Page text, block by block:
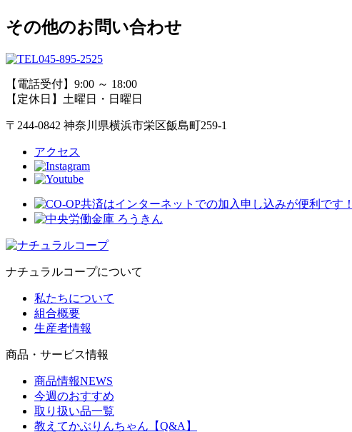
その他のお問い合わせ
045-895-2525
【電話受付】9:00 ～ 18:00
【定休日】土曜日・日曜日
〒244-0842 神奈川県横浜市栄区飯島町259-1
アクセス
ナチュラルコープについて
私たちについて
組合概要
生産者情報
商品・サービス情報
商品情報NEWS
今週のおすすめ
取り扱い品一覧
教えてかぶりんちゃん【Q&A】